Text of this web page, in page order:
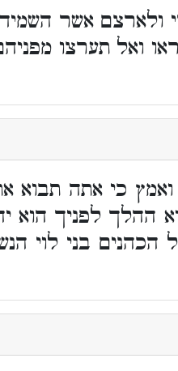
אשר
ואל תערצו
ואמץ כי אתה
ההלך לפניך הוא
בני לוי